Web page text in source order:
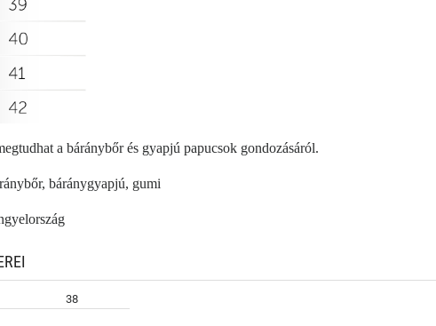
a báránybőr és gyapjú papucsok gondozásáról.
báránygyapjú, gumi
38